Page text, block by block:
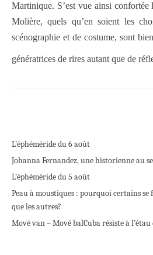
Martinique. S’est vue ainsi confortée
Molière, quels qu’en soient les
scénographie et de costume, sont
génératrices de rires autant que de
L’éphéméride du 6 août
Johanna Fernandez, une historienne au
L’éphéméride du 5 août
Peau à moustiques : pourquoi certains
que les autres?
Mové van – Mové balCuba résiste à